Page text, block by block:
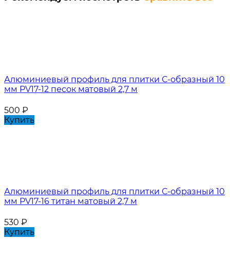
Алюминиевый профиль для плитки С-образный 10
мм PV17-12 песок матовый 2,7 м
500 ₽
Купить
Алюминиевый профиль для плитки С-образный 10
мм PV17-16 титан матовый 2,7 м
530 ₽
Купить